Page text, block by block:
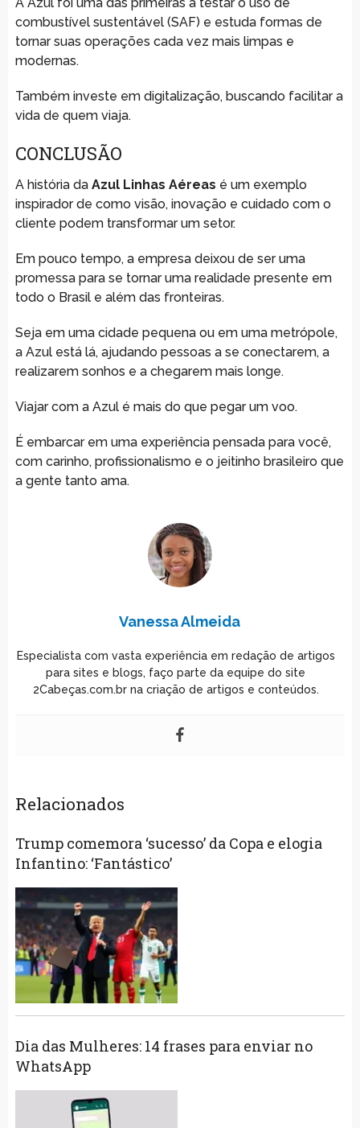
combustível sustentável (SAF) e estuda formas de
tornar suas operações cada vez mais limpas e
modernas.
Também investe em digitalização, buscando facilitar a
vida de quem viaja.
CONCLUSÃO
A história da Azul Linhas Aéreas é um exemplo
inspirador de como visão, inovação e cuidado com o
cliente podem transformar um setor.
Em pouco tempo, a empresa deixou de ser uma
promessa para se tornar uma realidade presente em
todo o Brasil e além das fronteiras.
Seja em uma cidade pequena ou em uma metrópole,
a Azul está lá, ajudando pessoas a se conectarem, a
realizarem sonhos e a chegarem mais longe.
Viajar com a Azul é mais do que pegar um voo.
É embarcar em uma experiência pensada para você,
com carinho, profissionalismo e o jeitinho brasileiro que
a gente tanto ama.
Vanessa Almeida
Especialista com vasta experiência em redação de artigos
para sites e blogs, faço parte da equipe do site
2Cabeças.com.br na criação de artigos e conteúdos.
Relacionados
Trump comemora ‘sucesso’ da Copa e elogia
Infantino: ‘Fantástico’
Dia das Mulheres: 14 frases para enviar no
WhatsApp